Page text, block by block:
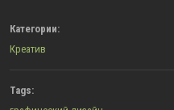
Категории:
Креатив
Tags: